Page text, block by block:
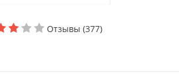
Отзывы (377)